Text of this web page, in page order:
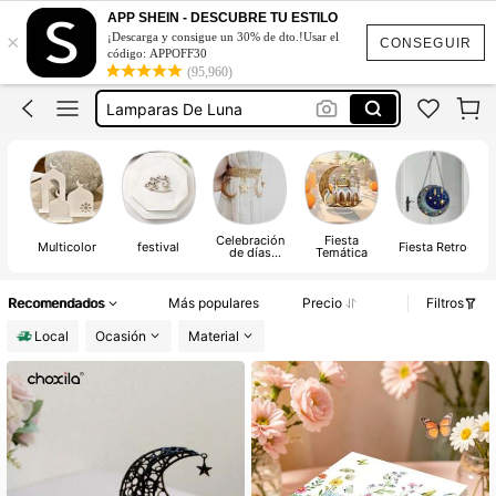
CONSEGUIR
×
APP SHEIN - DESCUBRE TU ESTILO
¡Descarga y consigue un 30% de dto.!Usar el
código: APPOFF30
(95,960)
Anillos Para Servilletas
Jarras
Servilleta De Tela
Lamparas De Luna
Anillos Para Servilletas
Jarras
Multicolor festival Celebración
de días
Fiesta
Temática Fiesta Retro
Recomendados Más populares Precio
Filtros
Local
Ocasión Material